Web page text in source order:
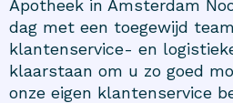
Apotheek in Amsterdam
dag met een toegewijd
klantenservice- en
klaarstaan om u zo goed
onze eigen klantenservice